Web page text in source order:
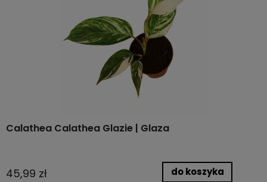
Calathea Calathea Glazie | Glaza
45,99 zł do koszyka